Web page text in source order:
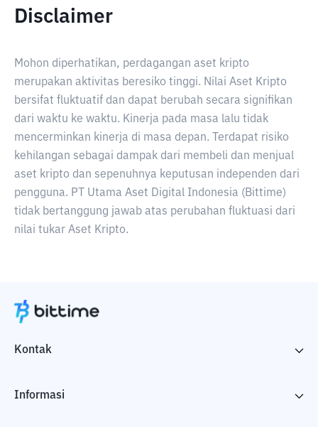
Disclaimer
Mohon diperhatikan, perdagangan aset kripto
merupakan aktivitas beresiko tinggi. Nilai Aset Kripto
bersifat fluktuatif dan dapat berubah secara signifikan
dari waktu ke waktu. Kinerja pada masa lalu tidak
mencerminkan kinerja di masa depan. Terdapat risiko
kehilangan sebagai dampak dari membeli dan menjual
aset kripto dan sepenuhnya keputusan independen dari
pengguna. PT Utama Aset Digital Indonesia (Bittime)
tidak bertanggung jawab atas perubahan fluktuasi dari
nilai tukar Aset Kripto.
Kontak
Informasi